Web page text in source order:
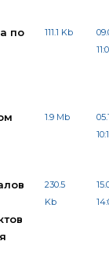
по
111.1 Kb
1.9 Mb
230.5
Kb